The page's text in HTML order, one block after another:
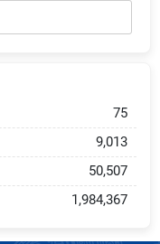
75
9,013
50,507
1,984,367